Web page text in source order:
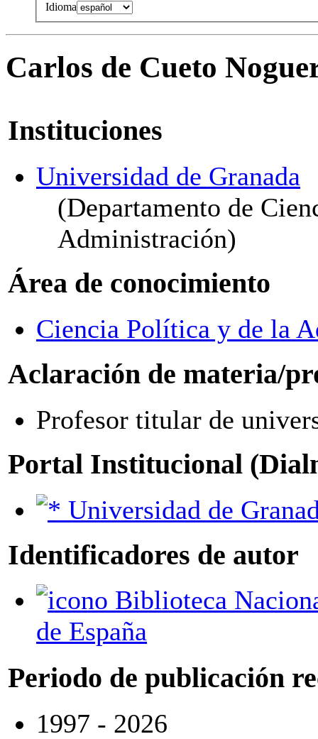
Idioma
Carlos de Cueto
Instituciones
Universidad de Granada
(Departamento de
Administración)
Área de conocimiento
Ciencia Política y de la
Aclaración de materia/
Profesor titular de
Portal Institucional
Universidad de
Identificadores de autor
de España
Periodo de publicación
1997 - 2026